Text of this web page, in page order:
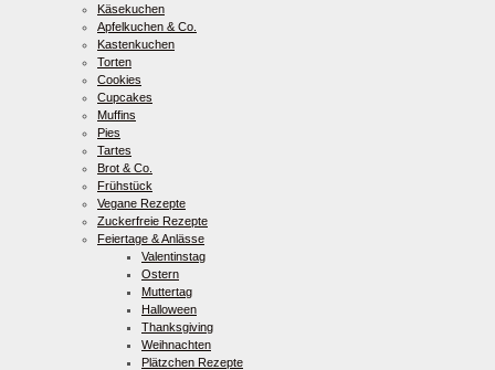
Käsekuchen
Apfelkuchen & Co.
Kastenkuchen
Torten
Cookies
Cupcakes
Muffins
Pies
Tartes
Brot & Co.
Frühstück
Vegane Rezepte
Zuckerfreie Rezepte
Feiertage & Anlässe
Valentinstag
Ostern
Muttertag
Halloween
Thanksgiving
Weihnachten
Plätzchen Rezepte